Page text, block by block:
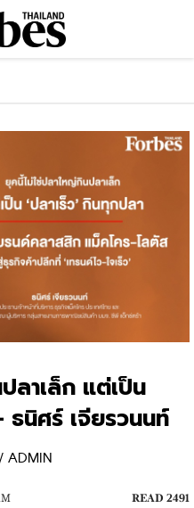
ลาเล็ก แต่เป็น
ธนิศร์ เจียรวนนท์
ADMIN
READ 2491